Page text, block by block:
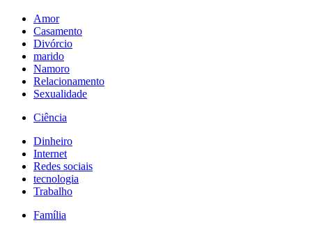
Amor
Casamento
Divórcio
marido
Namoro
Relacionamento
Sexualidade
Ciência
Dinheiro
Internet
Redes sociais
tecnologia
Trabalho
Família